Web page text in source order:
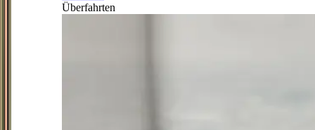
Überfahrten